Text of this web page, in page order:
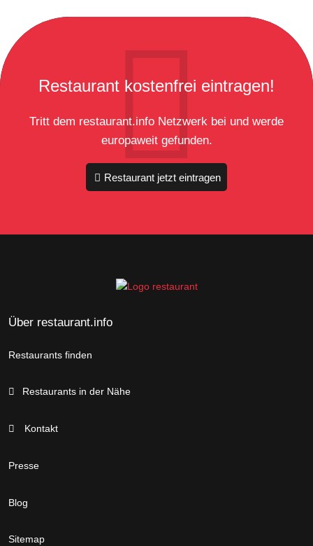
Restaurant kostenfrei eintragen!
Tritt dem restaurant.info Netzwerk bei und werde
europaweit gefunden.
Restaurant jetzt eintragen
Über restaurant.info
Restaurants finden
Restaurants in der Nähe
Kontakt
Presse
Blog
Sitemap